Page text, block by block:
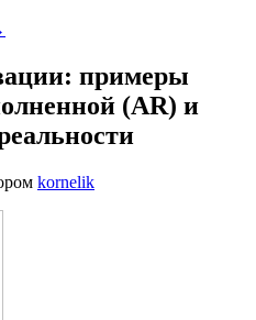
примеры
(AR) и
kornelik